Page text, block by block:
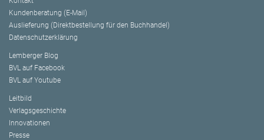
Kundenberatung (E-Mail)
Auslieferung (Direktbestellung für den Buchhandel)
Datenschutzerklärung
Lemberger Blog
BVL auf Facebook
BVL auf Youtube
Leitbild
Verlagsgeschichte
Innovationen
Presse